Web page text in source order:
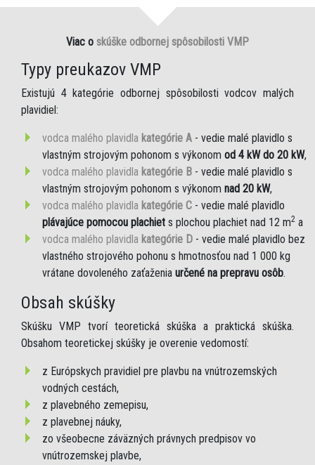
Viac o skúške odbornej spôsobilosti VMP
Typy preukazov VMP
Existujú 4 kategórie odbornej spôsobilosti vodcov malých
plavidiel:
vodca malého plavidla kategórie A - vedie malé plavidlo s
vlastným strojovým pohonom s výkonom od 4 kW do 20 kW,
vodca malého plavidla kategórie B - vedie malé plavidlo s
vlastným strojovým pohonom s výkonom nad 20 kW,
vodca malého plavidla kategórie C - vedie malé plavidlo
plávajúce pomocou plachiet s plochou plachiet nad 12 m2 a
vodca malého plavidla kategórie D - vedie malé plavidlo bez
vlastného strojového pohonu s hmotnosťou nad 1 000 kg
vrátane dovoleného zaťaženia určené na prepravu osôb.
Obsah skúšky
Skúšku VMP tvorí teoretická skúška a praktická skúška.
Obsahom teoretickej skúšky je overenie vedomostí:
z Európskych pravidiel pre plavbu na vnútrozemských
vodných cestách,
z plavebného zemepisu,
z plavebnej náuky,
zo všeobecne záväzných právnych predpisov vo
vnútrozemskej plavbe,